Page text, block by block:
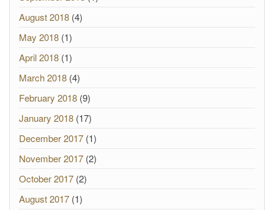
August 2018 (4)
May 2018 (1)
April 2018 (1)
March 2018 (4)
February 2018 (9)
January 2018 (17)
December 2017 (1)
November 2017 (2)
October 2017 (2)
August 2017 (1)